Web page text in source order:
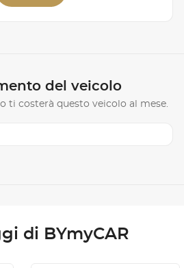
del veicolo
ti costerà questo veicolo al mese.
di BYmyCAR